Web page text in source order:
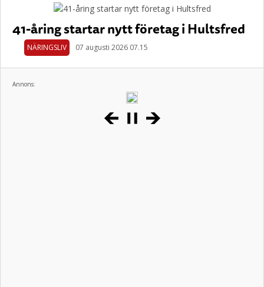
41-åring startar nytt företag i Hultsfred
NÄRINGSLIV 07 augusti 2026 07.15
Annons: